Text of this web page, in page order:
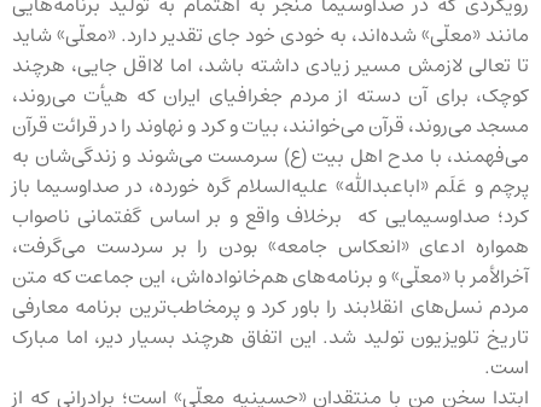
مانند «معلّی» شده‌اند، به خودی خود جای تقدیر دارد. «معلّی» شاید
تا تعالی لازمش مسیر زیادی داشته باشد، اما لااقل جایی، هرچند
کوچک، برای آن دسته از مردم جغرافیای ایران که هیأت می‌روند،
مسجد می‌روند، قرآن می‌خوانند، بیات و کرد و نهاوند را در قرائت قرآن
می‌فهمند، با مدح اهل بیت (ع) سرمست می‌شوند و زندگی‌شان ‌به
پرچم و عَلَم «اباعبدالله» علیه‌السلام گره خورده، در صداوسیما باز
کرد؛ صداوسیمایی که برخلاف واقع و بر اساس گفتمانی ناصواب
همواره ادعای «انعکاس جامعه» بودن را بر سردست می‌گرفت،
آخرالأمر با «معلّی» و برنامه‌های هم‌خانواده‌اش، این جماعت که متن
مردم نسل‌های انقلابند را باور کرد و پرمخاطب‌ترین برنامه معارفی
تاریخ تلویزیون تولید شد. این اتفاق هرچند بسیار دیر، اما مبارک
است.
ابتدا سخن من با منتقدان «حسینیه معلّی» است؛ برادرانی که از